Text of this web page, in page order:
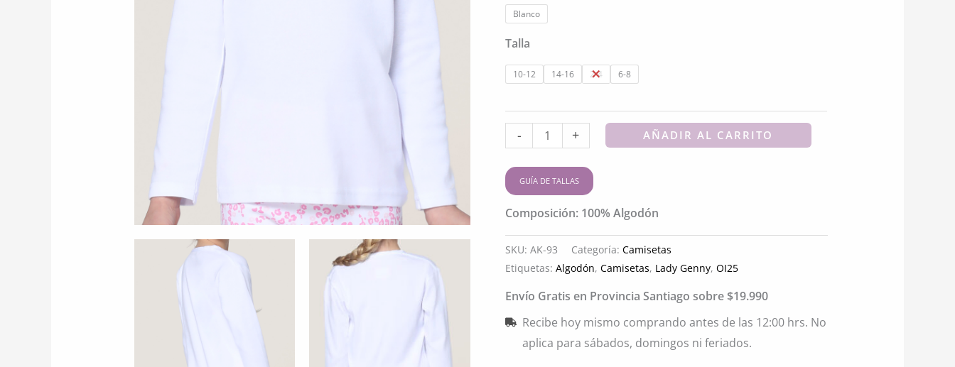
$12.380.$7.680.
Blanco
Talla
10-12 14-16 2-4 6-8
-
Camiseta
manga
larga
de
algodón
para
niñas
cantidad
+ AÑADIR AL CARRITO
GUÍA DE TALLAS
Composición: 100% Algodón
SKU:AK-93 Categoría:Camisetas
Etiquetas:Algodón,Camisetas, Lady Genny,OI25
Envío Gratis en Provincia Santiago sobre $19.990
Recibe hoy mismo comprando antes de las 12:00 hrs. No
aplica para sábados, domingos ni feriados.